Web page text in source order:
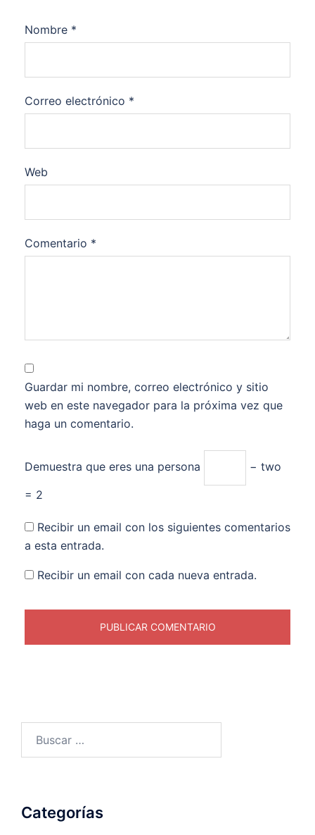
Nombre *
Correo electrónico *
Web
Comentario *
Guardar mi nombre, correo electrónico y sitio
web en este navegador para la próxima vez que
haga un comentario.
Demuestra que eres una persona
− two
= 2
Recibir un email con los siguientes comentarios
a esta entrada.
Recibir un email con cada nueva entrada.
Categorías